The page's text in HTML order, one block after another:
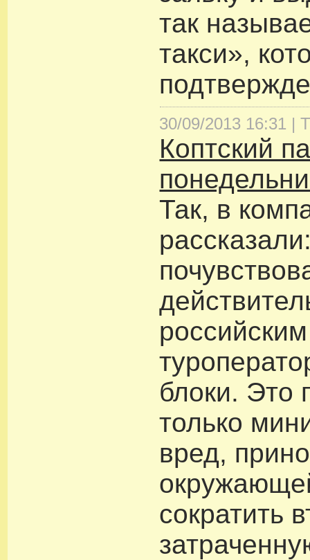
так
такси»,
30/09/2013 16:31 |
Коптский
Так, в
российским
блоки. Это
только
вред,
сократить